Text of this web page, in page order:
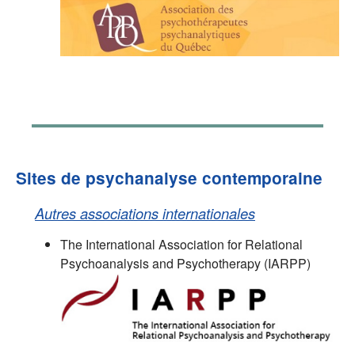
Sites de psychanalyse contemporaine
Autres associations internationales
The International Association for Relational
Psychoanalysis and Psychotherapy (IARPP)